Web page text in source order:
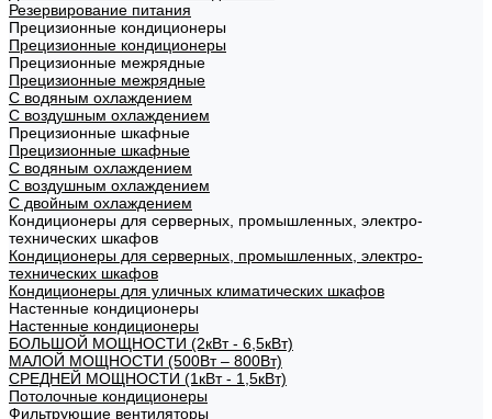
Резервирование питания
Прецизионные кондиционеры
Прецизионные кондиционеры
Прецизионные межрядные
Прецизионные межрядные
С водяным охлаждением
С воздушным охлаждением
Прецизионные шкафные
Прецизионные шкафные
С водяным охлаждением
С воздушным охлаждением
С двойным охлаждением
Кондиционеры для серверных, промышленных, электро-
технических шкафов
Кондиционеры для серверных, промышленных, электро-
технических шкафов
Кондиционеры для уличных климатических шкафов
Настенные кондиционеры
Настенные кондиционеры
БОЛЬШОЙ МОЩНОСТИ (2кВт - 6,5кВт)
МАЛОЙ МОЩНОСТИ (500Вт – 800Вт)
СРЕДНЕЙ МОЩНОСТИ (1кВт - 1,5кВт)
Потолочные кондиционеры
Фильтрующие вентиляторы